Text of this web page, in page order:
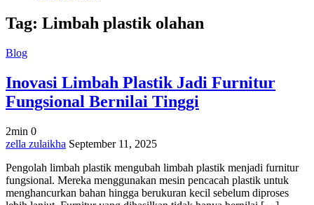
Tag: Limbah plastik olahan
Blog
Inovasi Limbah Plastik Jadi Furnitur
Fungsional Bernilai Tinggi
2min 0
on
Limbah
Plastik
Jadi
zella zulaikha September 11, 2025
Pengolah limbah plastik mengubah limbah plastik menjadi furnitur
fungsional. Mereka menggunakan mesin pencacah plastik untuk
menghancurkan bahan hingga berukuran kecil sebelum diproses